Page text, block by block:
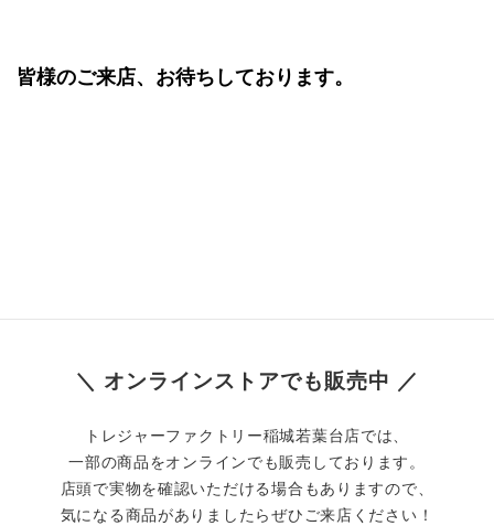
皆様のご来店、お待ちしております。
＼ オンラインストアでも販売中 ／
トレジャーファクトリー稲城若葉台店では、
一部の商品をオンラインでも販売しております。
店頭で実物を確認いただける場合もありますので、
気になる商品がありましたらぜひご来店ください！